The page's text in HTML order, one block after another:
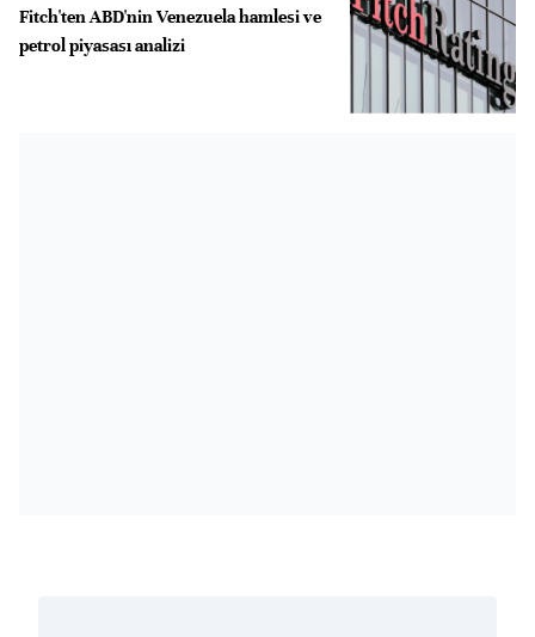
Fitch'ten ABD'nin Venezuela hamlesi ve
petrol piyasası analizi